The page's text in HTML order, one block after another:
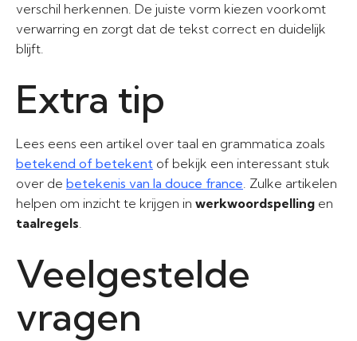
verschil herkennen. De juiste vorm kiezen voorkomt
verwarring en zorgt dat de tekst correct en duidelijk
blijft.
Extra tip
Lees eens een artikel over taal en grammatica zoals
betekend of betekent of bekijk een interessant stuk
over de betekenis van la douce france. Zulke artikelen
helpen om inzicht te krijgen in werkwoordspelling en
taalregels.
Veelgestelde
vragen